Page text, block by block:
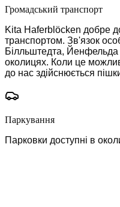
Громадський транспорт
Kita Haferblöcken добре
транспортом. Зв'язок
Білльштедта, Йенфельда
околицях. Коли це
до нас здійснюється
Паркування
Парковки доступні в